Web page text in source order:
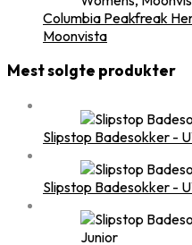
Columbia Peakfreak
Moonvista
Mest solgte produkter
Slipstop Badesokker -
Slipstop Badesokker -